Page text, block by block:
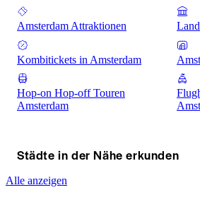
Amsterdam Attraktionen
Kombitickets in Amsterdam
Hop-on Hop-off Touren
Amsterdam
Städte in der Nähe erkunden
Alle anzeigen